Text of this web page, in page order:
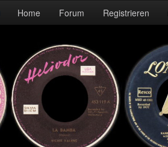
Home Forum Registrieren